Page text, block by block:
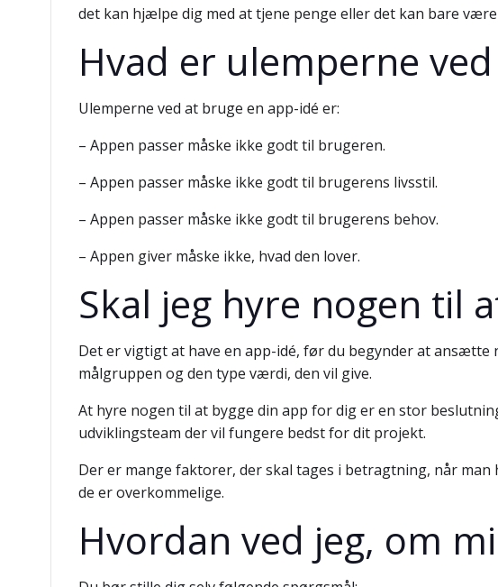
det kan hjælpe dig med at tjene penge eller det kan bare
Hvad er ulemperne
Ulemperne ved at bruge en app-idé er:
– Appen passer måske ikke godt til brugeren.
– Appen passer måske ikke godt til brugerens livsstil.
– Appen passer måske ikke godt til brugerens behov.
– Appen giver måske ikke, hvad den lover.
Skal jeg hyre nogen til
Det er vigtigt at have en app-idé, før du begynder at
målgruppen og den type værdi, den vil give.
At hyre nogen til at bygge din app for dig er en stor
udviklingsteam der vil fungere bedst for dit projekt.
Der er mange faktorer, der skal tages i betragtning, når
de er overkommelige.
Hvordan ved jeg, om